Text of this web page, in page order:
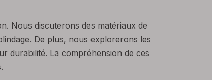
Nous discuterons des matériaux de
De plus, nous explorerons les
durabilité. La compréhension de ces